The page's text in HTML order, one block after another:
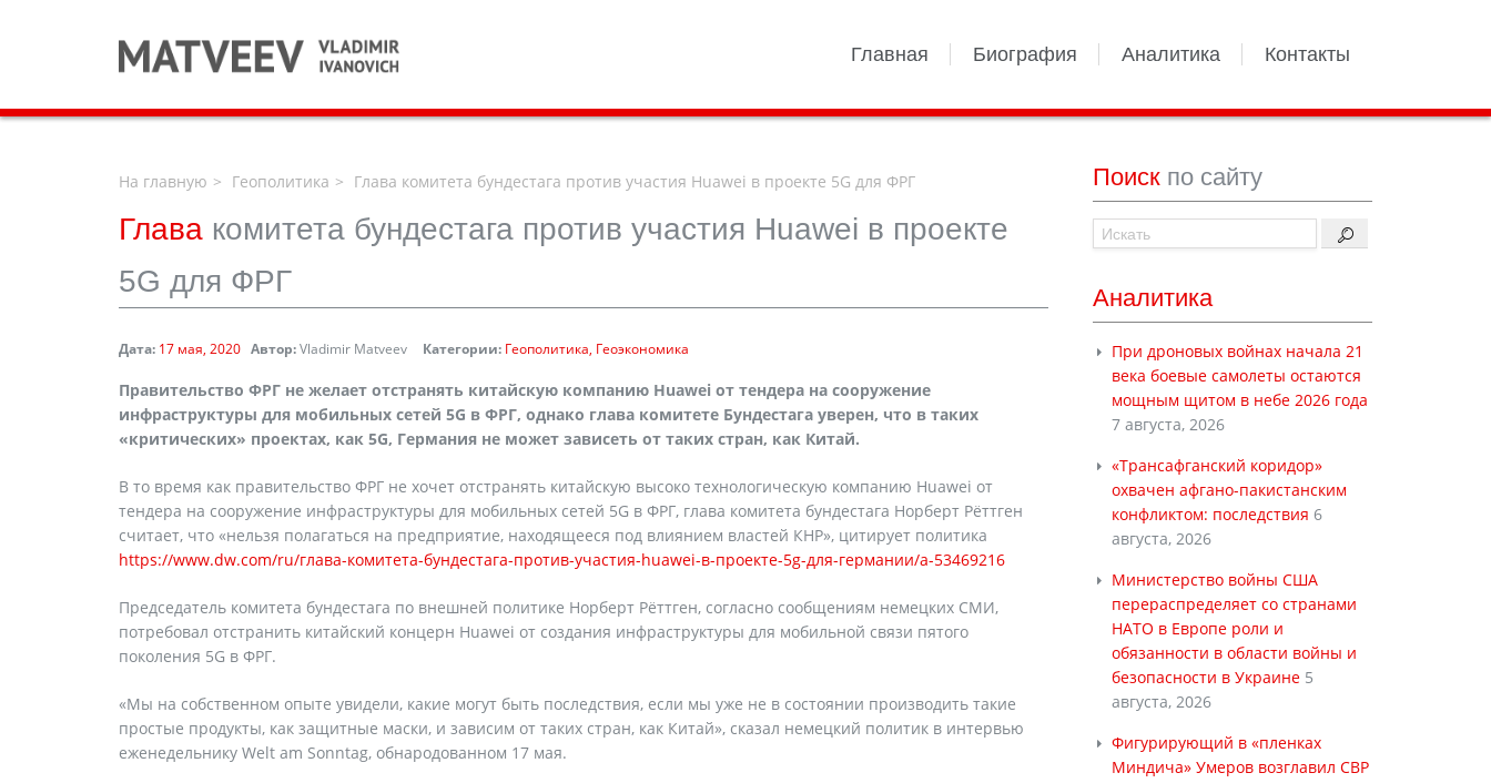
Главная Биография Аналитика Контакты
На главную Геополитика Глава комитета бундестага против участия Huawei в проекте 5G для ФРГ
Глава комитета бундестага против участия Huawei в проекте
5G для ФРГ
Дата: 17 мая, 2020 Автор:Vladimir Matveev Категории: Геополитика Геоэкономика
Правительство ФРГ не желает отстранять китайскую компанию Huawei от тендера на сооружение
инфраструктуры для мобильных сетей 5G в ФРГ, однако глава комитете Бундестага уверен, что в таких
«критических» проектах, как 5G, Германия не может зависеть от таких стран, как Китай.
В то время как правительство ФРГ не хочет отстранять китайскую высоко технологическую компанию Huawei от
тендера на сооружение инфраструктуры для мобильных сетей 5G в ФРГ, глава комитета бундестага Норберт Рёттген
считает, что «нельзя полагаться на предприятие, находящееся под влиянием властей КНР», цитирует политика
https://www.dw.com/ru/глава-комитета-бундестага-против-участия-huawei-в-проекте-5g-для-германии/a-53469216
Председатель комитета бундестага по внешней политике Норберт Рёттген, согласно сообщениям немецких СМИ,
потребовал отстранить китайский концерн Huawei от создания инфраструктуры для мобильной связи пятого
поколения 5G в ФРГ.
«Мы на собственном опыте увидели, какие могут быть последствия, если мы уже не в состоянии производить такие
простые продукты, как защитные маски, и зависим от таких стран, как Китай», сказал немецкий политик в интервью
еженедельнику Welt am Sonntag, обнародованном 17 мая.
Поиск по сайту
Аналитика
При дроновых войнах начала 21
века боевые самолеты остаются
мощным щитом в небе 2026 года
7 августа, 2026
«Трансафганский коридор»
охвачен афгано-пакистанским
конфликтом: последствия 6
августа, 2026
Министерство войны США
перераспределяет со странами
НАТО в Европе роли и
обязанности в области войны и
безопасности в Украине 5
августа, 2026
Фигурирующий в «пленках
Миндича» Умеров возглавил СВР